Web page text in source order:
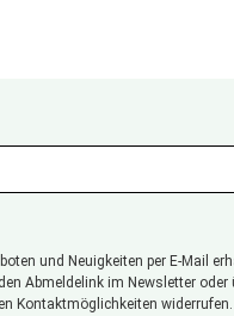
und Neuigkeiten per E-Mail
Abmeldelink im Newsletter oder
Kontaktmöglichkeiten widerrufen.